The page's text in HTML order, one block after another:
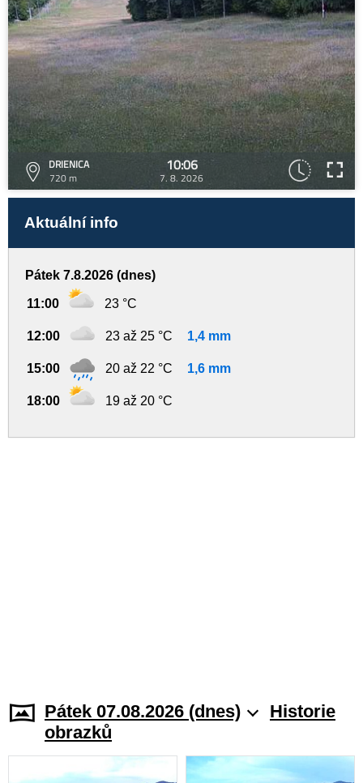
DRIENICA
720 m
10:06
7. 8. 2026
Aktuální info
Pátek 7.8.2026 (dnes)
11:00 23 °C
12:00 23 až 25 °C 1,4 mm
15:00 20 až 22 °C 1,6 mm
18:00 19 až 20 °C
Pátek 07.08.2026 (dnes)
Historie
obrazků